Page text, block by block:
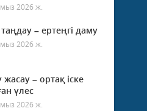
2026 ж.
таңдау – ертеңгі даму
2026 ж.
жасау – ортақ іске
үлес
2026 ж.